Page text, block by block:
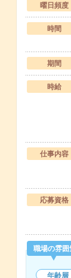
曜日頻度
時間
期間
時給
仕事内容
応募資格
職場の雰囲
年齢層